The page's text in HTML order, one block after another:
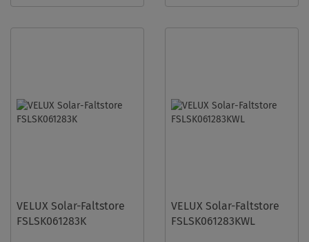
VELUX Solar-Faltstore
FSLSK061283K
VELUX Solar-Faltstore
FSLSK061283KWL